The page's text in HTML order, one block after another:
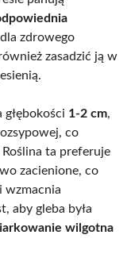
zdrowego
zasadzić ją w
głębokości 1-2 cm,
co
ta preferuje
zacienione, co
wzmacnia
aby gleba była
wilgotna